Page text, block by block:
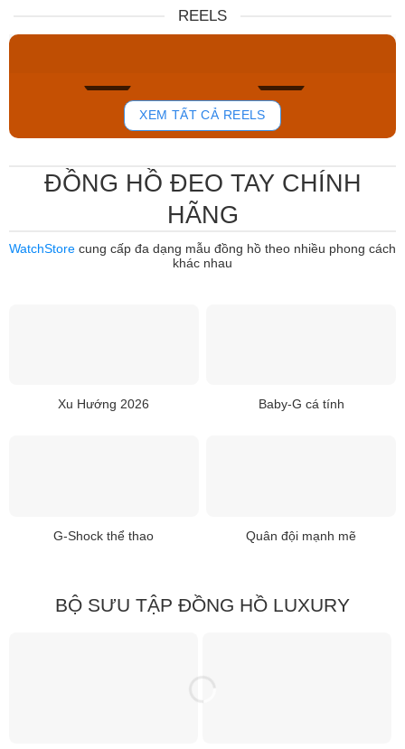
REELS
760
XEM TẤT CẢ REELS
ĐỒNG HỒ ĐEO TAY CHÍNH
HÃNG
WatchStore cung cấp đa dạng mẫu đồng hồ theo nhiều phong cách
khác nhau
Xu Hướng 2026 Baby-G cá tính
G-Shock thể thao Quân đội mạnh mẽ
BỘ SƯU TẬP ĐỒNG HỒ LUXURY